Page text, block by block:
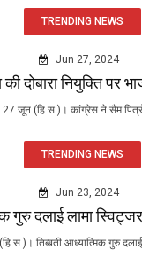
TRENDING NEWS
Jun 27, 2024
की दोबारा नियुक्ति पर
27 जून (हि.स.)। कांग्रेस ने सैम
TRENDING NEWS
Jun 23, 2024
गुरु दलाई लामा
तिब्बती आध्यात्मिक गुरु